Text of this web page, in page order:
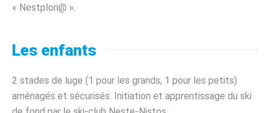
« Nestplori@ ».
Les enfants
2 stades de luge (1 pour les grands, 1 pour les petits)
aménagés et sécurisés. Initiation et apprentissage du ski